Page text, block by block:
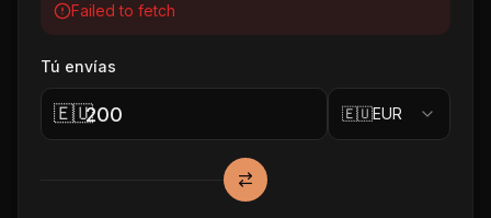
Failed to fetch
Tú envías
🇪🇺 🇪🇺EUR